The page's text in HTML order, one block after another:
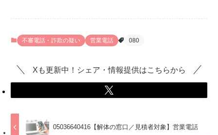
不審電話・詐欺の疑い 営業電話 080
Xも更新中！シェア・情報提供はこちらから
05036640416【解体の窓口／見積者対象】営業電話